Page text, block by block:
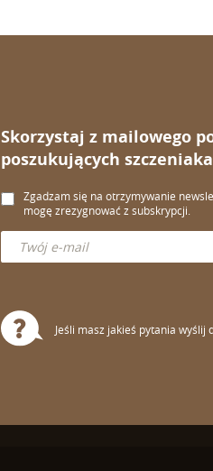
Skorzystaj z mailowego
poszukujących
Zgadzam się na otrzymywanie
mogę zrezygnować z subskrypcji.
Jeśli masz jakieś pytania wyślij